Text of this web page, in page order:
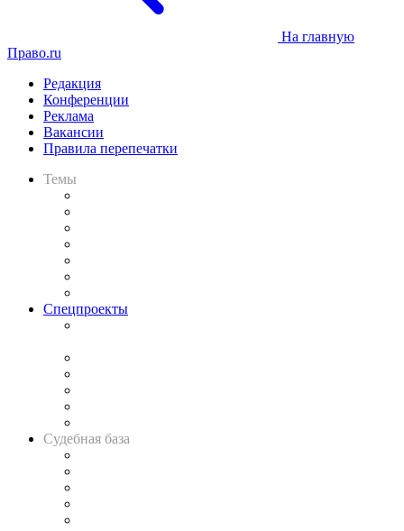
На главную
Право.ru
Редакция
Конференции
Реклама
Вакансии
Правила перепечатки
Темы
Спецпроекты
Судебная база